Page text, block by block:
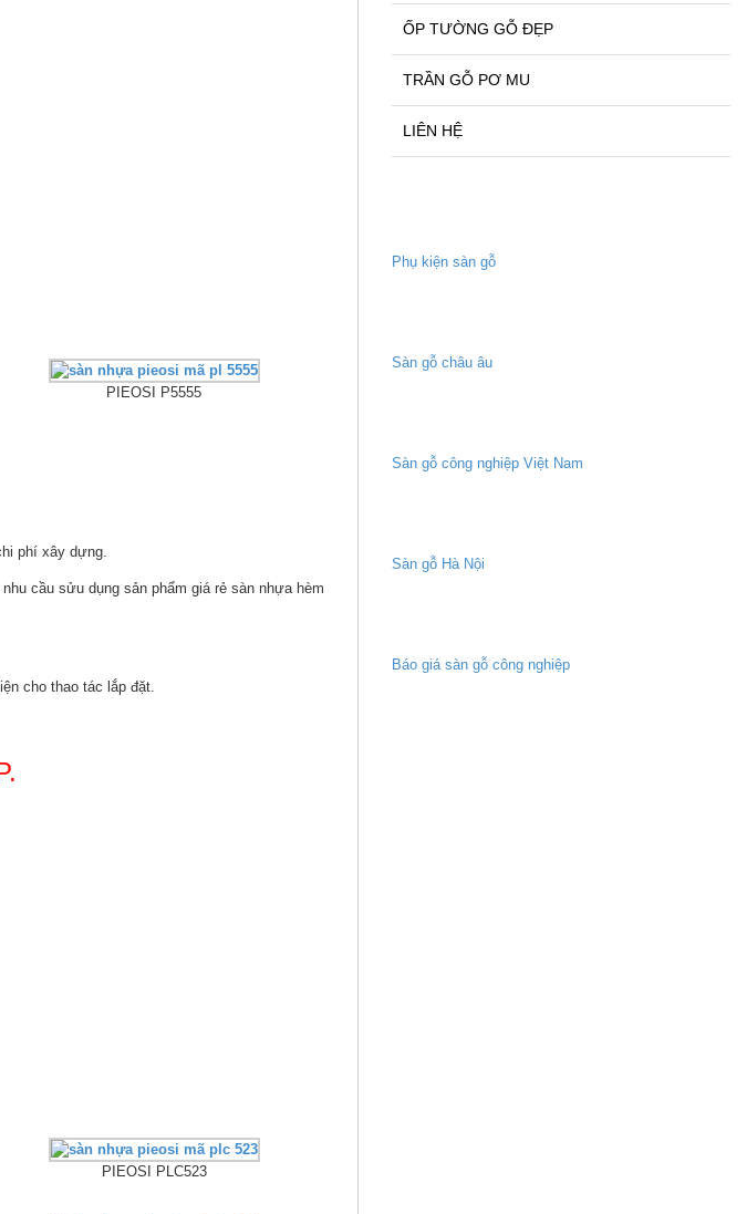
PIEOSI P5555
phí xây dựng.
cầu sửu dụng sản phẩm giá rẻ sàn nhựa hèm
cho thao tác lắp đặt.
PIEOSI PLC523
ỐP TƯỜNG GỖ ĐẸP
TRẦN GỖ PƠ MU
LIÊN HỆ
Phụ kiện sàn gỗ
Sàn gỗ châu âu
Sàn gỗ công nghiệp Việt Nam
Sàn gỗ Hà Nội
Báo giá sàn gỗ công nghiệp